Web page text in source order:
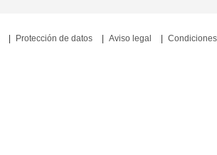
Protección de datos Aviso legal